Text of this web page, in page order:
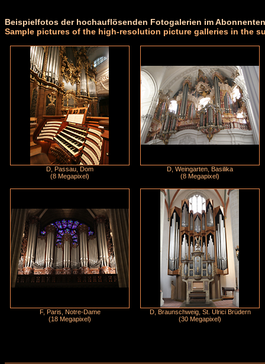
Beispielfotos der hochauflösenden Fotogalerien im
Sample pictures of the high-resolution picture galleries in the
D, Passau, Dom
(8 Megapixel)
D, Weingarten, Basilika
(8 Megapixel)
F, Paris, Notre-Dame
(18 Megapixel)
D, Braunschweig, St. Ulrici Brüdern
(30 Megapixel)